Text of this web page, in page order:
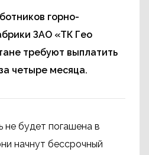
горно-
ЗАО «ТК Гео
требуют выплатить
четыре месяца.
не будет погашена в
начнут бессрочный